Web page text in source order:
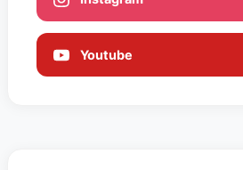
Youtube